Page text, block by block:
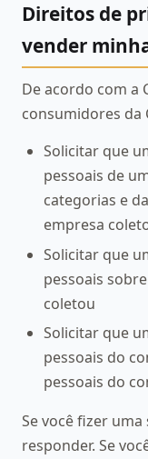
Direitos de
vender
De acordo com a
consumidores da
Solicitar que
pessoais de
categorias e
empresa
Solicitar que
pessoais
coletou
Solicitar que
pessoais do
pessoais do
Se você fizer
responder. Se